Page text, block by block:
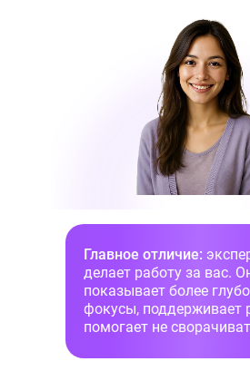
Главное отличие:
делает работу за вас.
показывает более
фокусы, поддерживает
помогает не